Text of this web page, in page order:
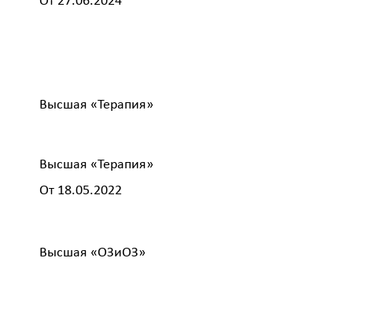
Высшая «Терапия»
Высшая «Терапия»
От 18.05.2022
Высшая «ОЗиОЗ»